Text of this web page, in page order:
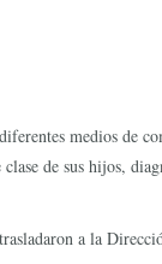
medios de
de sus hijos,
a la